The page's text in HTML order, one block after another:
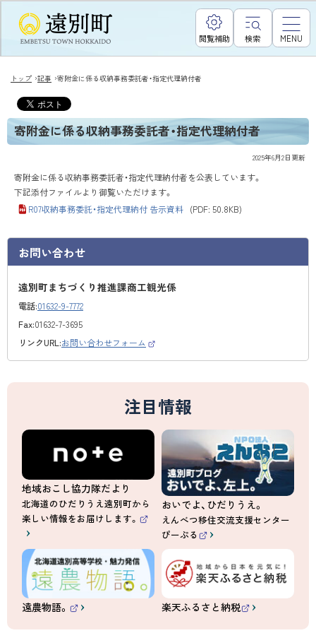
閲覧補助 検索 MENU
トップ ›記事 ›寄附金に係る収納事務委託者・指定代理納付者
寄附金に係る収納事務委託者・指定代理納付者
2025年6月2日 更新
寄附金に係る収納事務委託者・指定代理納付者を公表しています。
下記添付ファイルより御覧いただけます。
R07収納事務委託・指定代理納付 告示資料 (PDF: 50.8KB)
お問い合わせ
遠別町まちづくり推進課商工観光係
電話:01632-9-7772
Fax:01632-7-3695
リンクURL:お問い合わせフォーム
外
イ
）
注目情報
地域おこし協力隊だより
北海道のひだりうえ遠別町から
楽しい情報をお届けします。
部
サ
イ
）
おいでよ、ひだりうえ。
えんべつ移住交流支援センター
ぴーぷる
部
サ
イ
）
遠農物語。
外
楽天ふるさと納税
外